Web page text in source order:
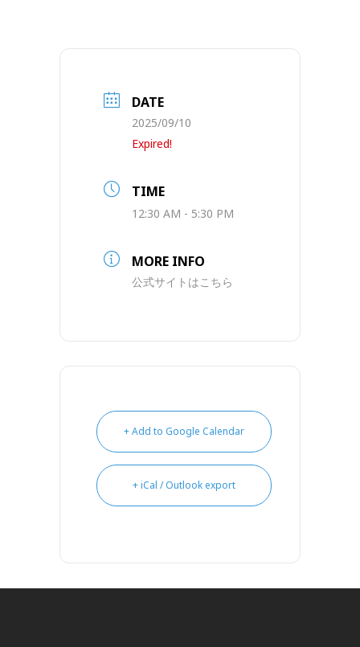
DATE
2025/09/10
Expired!
TIME
12:30 AM - 5:30 PM
MORE INFO
公式サイトはこちら
+ Add to Google Calendar
+ iCal / Outlook export